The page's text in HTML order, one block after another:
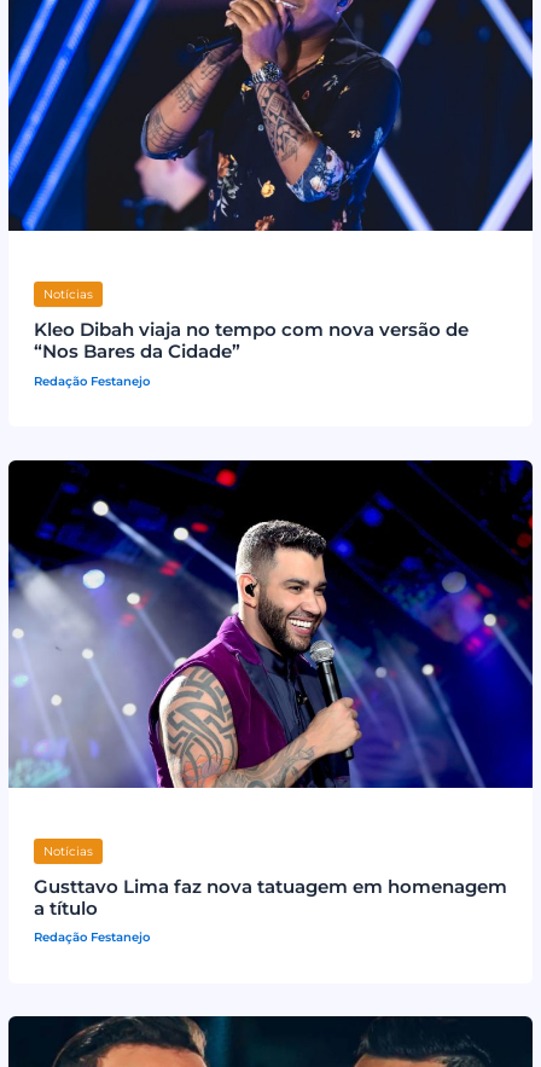
Notícias
Kleo Dibah viaja no tempo com nova versão de
“Nos Bares da Cidade”
Redação Festanejo
Notícias
Gusttavo Lima faz nova tatuagem em homenagem
a título
Redação Festanejo